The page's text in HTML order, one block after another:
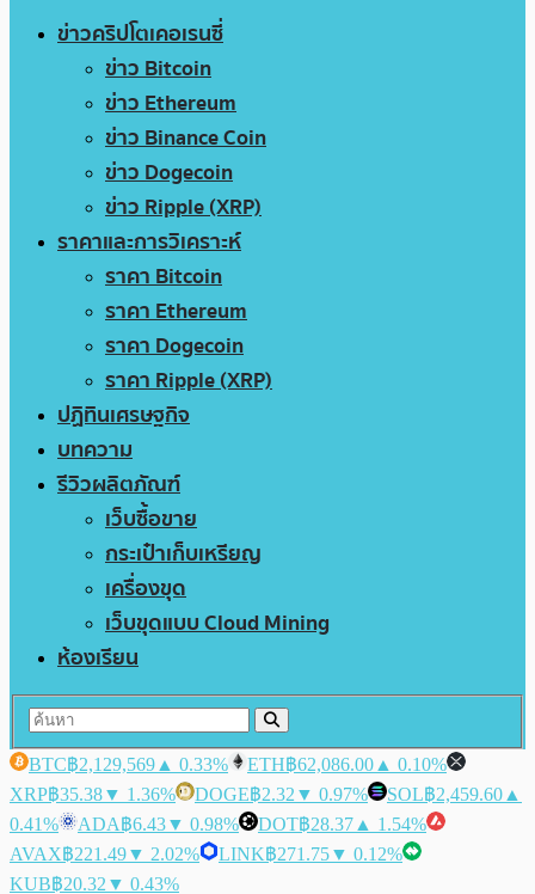
ข่าวคริปโตเคอเรนซี่
ข่าว Bitcoin
ข่าว Ethereum
ข่าว Binance Coin
ข่าว Dogecoin
ข่าว Ripple (XRP)
ราคาและการวิเคราะห์
ราคา Bitcoin
ราคา Ethereum
ราคา Dogecoin
ราคา Ripple (XRP)
ปฏิทินเศรษฐกิจ
บทความ
รีวิวผลิตภัณฑ์
เว็บซื้อขาย
กระเป๋าเก็บเหรียญ
เครื่องขุด
เว็บขุดแบบ Cloud Mining
ห้องเรียน
BTC฿2,129,569 ▲ 0.33% ETH฿62,086.00 ▲ 0.10%
XRP฿35.38▼ 1.36% DOGE฿2.32 ▼ 0.97% SOL฿2,459.60 ▲
0.41%
ADA฿6.43▼ 0.98% DOT฿28.37 ▲ 1.54%
AVAX฿221.49▼ 2.02% LINK฿271.75▼ 0.12%
KUB฿20.32 ▼ 0.43%